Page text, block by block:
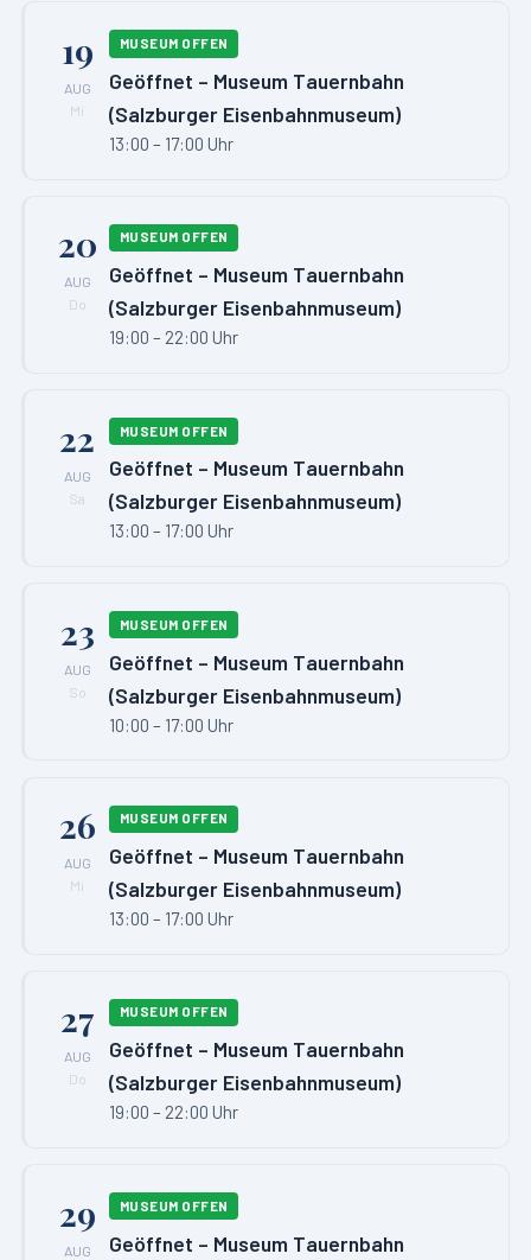
19
AUG
Mi
MUSEUM OFFEN
Geöffnet – Museum Tauernbahn
(Salzburger Eisenbahnmuseum)
13:00 – 17:00 Uhr
20
AUG
Do
MUSEUM OFFEN
Geöffnet – Museum Tauernbahn
(Salzburger Eisenbahnmuseum)
19:00 – 22:00 Uhr
22
AUG
Sa
MUSEUM OFFEN
Geöffnet – Museum Tauernbahn
(Salzburger Eisenbahnmuseum)
13:00 – 17:00 Uhr
23
AUG
So
MUSEUM OFFEN
Geöffnet – Museum Tauernbahn
(Salzburger Eisenbahnmuseum)
10:00 – 17:00 Uhr
26
AUG
Mi
MUSEUM OFFEN
Geöffnet – Museum Tauernbahn
(Salzburger Eisenbahnmuseum)
13:00 – 17:00 Uhr
27
AUG
Do
MUSEUM OFFEN
Geöffnet – Museum Tauernbahn
(Salzburger Eisenbahnmuseum)
19:00 – 22:00 Uhr
29
AUG
MUSEUM OFFEN
Geöffnet – Museum Tauernbahn